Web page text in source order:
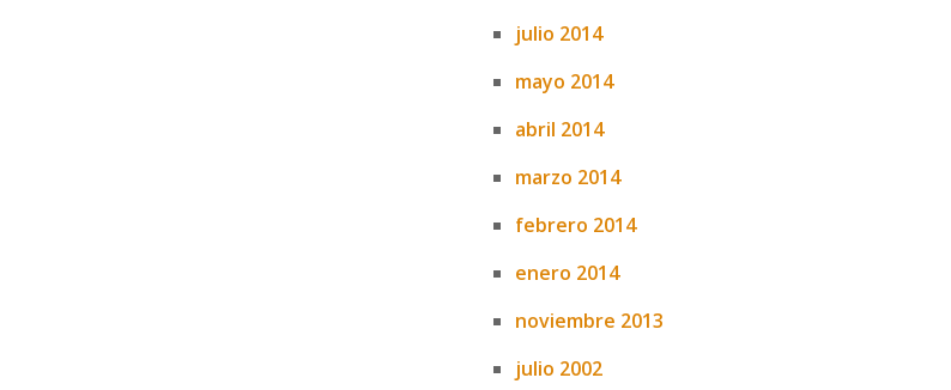
julio 2014
mayo 2014
abril 2014
marzo 2014
febrero 2014
enero 2014
noviembre 2013
julio 2002